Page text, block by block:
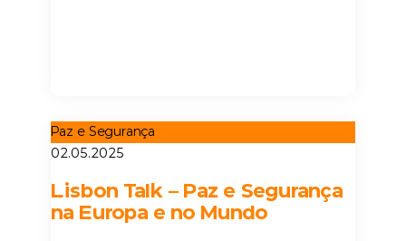
Paz e Segurança
02.05.2025
Lisbon Talk – Paz e Segurança
na Europa e no Mundo